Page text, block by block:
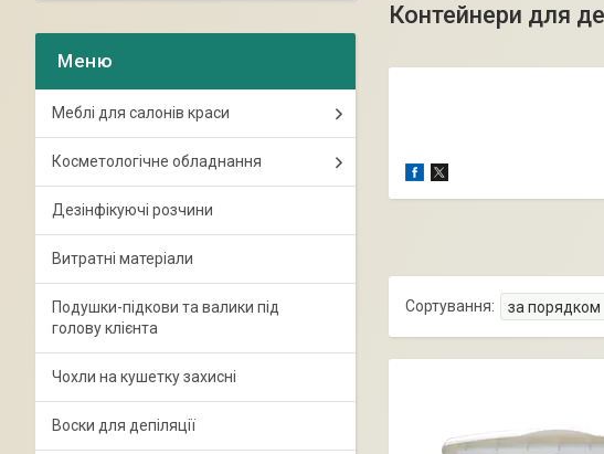
Контейнери для
Меблі для салонів краси
Косметологічне обладнання
Дезінфікуючі розчини
Витратні матеріали
Подушки-підкови та валики під
голову клієнта
Чохли на кушетку захисні
Воски для депіляції